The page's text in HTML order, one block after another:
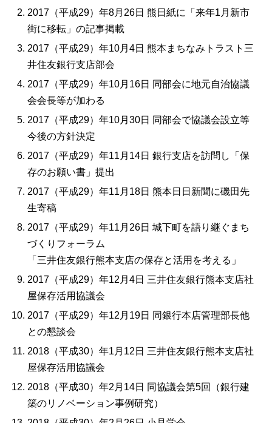
2017（平成29）年8月26日 熊日紙に「来年1月新市
街に移転」の記事掲載
2017（平成29）年10月4日 熊本まちなみトラスト三
井住友銀行支店部会
2017（平成29）年10月16日 同部会に地元自治協議
会会長等が加わる
2017（平成29）年10月30日 同部会で協議会設立等
今後の方針決定
2017（平成29）年11月14日 銀行支店を訪問し「保
存のお願い書」提出
2017（平成29）年11月18日 熊本日日新聞に磯田先
生寄稿
2017（平成29）年11月26日 城下町を語り継ぐまち
づくりフォーラム
「三井住友銀行熊本支店の保存と活用を考える」
2017（平成29）年12月4日 三井住友銀行熊本支店社
屋保存活用協議会
2017（平成29）年12月19日 同銀行本店管理部長他
との懇談会
2018（平成30）年1月12日 三井住友銀行熊本支店社
屋保存活用協議会
2018（平成30）年2月14日 同協議会第5回（銀行建
築のリノベーション事例研究）